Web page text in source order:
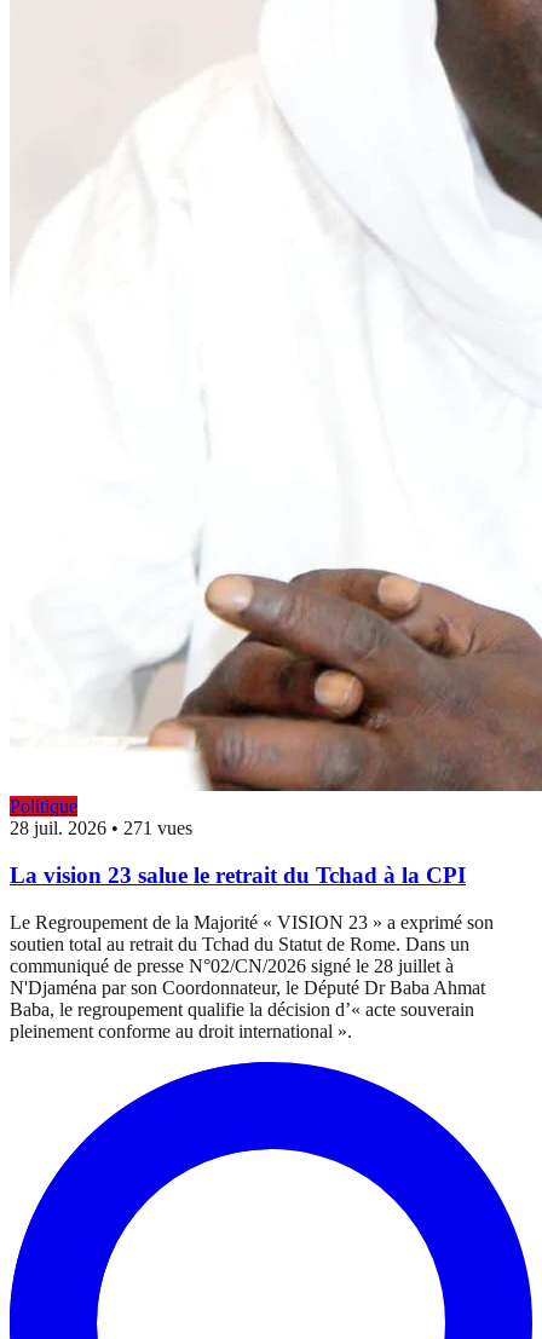
Politique
28 juil. 2026 • 271 vues
La vision 23 salue le retrait du Tchad à la CPI
Le Regroupement de la Majorité « VISION 23 » a exprimé son
soutien total au retrait du Tchad du Statut de Rome. Dans un
communiqué de presse N°02/CN/2026 signé le 28 juillet à
N'Djaména par son Coordonnateur, le Député Dr Baba Ahmat
Baba, le regroupement qualifie la décision d’« acte souverain
pleinement conforme au droit international ».